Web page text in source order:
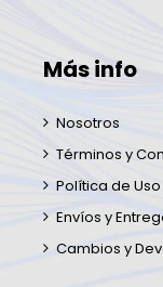
Más info
Nosotros
Términos y
Política de
Envíos y
Cambios y